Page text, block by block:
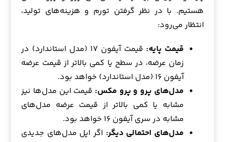
هستیم. با در نظر گرفتن تورم و هزینه‌های تولید،
انتظار می‌رود:
قیمت پایه:
قیمت آیفون ۱۷ (مدل استاندارد) در
زمان عرضه، در سطح یا کمی بالاتر از قیمت عرضه
آیفون ۱۶ (مدل استاندارد) خواهد بود.
مدل‌های پرو و پرو مکس: قیمت این مدل‌ها نیز
مشابه یا کمی بالاتر از قیمت عرضه مدل‌های
مشابه در سری آیفون ۱۶ خواهد بود.
مدل‌های احتمالی دیگر: اگر اپل مدل‌های جدیدی